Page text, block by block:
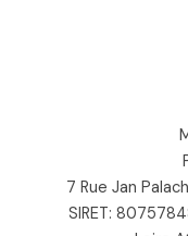
7 Rue Jan
SIRET: